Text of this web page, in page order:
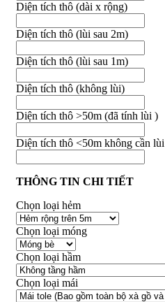
Diện tích thô (dài x rộng)
Diện tích thô (lùi sau 2m)
Diện tích thô (lùi sau 1m)
Diện tích thô (không lùi)
Diện tích thô >50m (đã tính lùi )
Diện tích thô <50m không cần lùi
THÔNG TIN CHI TIẾT
Chọn loại hẻm
Chọn loại móng
Chọn loại hầm
Chọn loại mái